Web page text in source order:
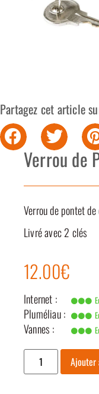
Partagez cet article
Verrou de
Verrou de pontet
Livré avec 2 clés
12.00€
Internet :
Pluméliau :
Vannes :
Ajouter